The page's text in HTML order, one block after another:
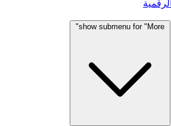
show submenu for "More"